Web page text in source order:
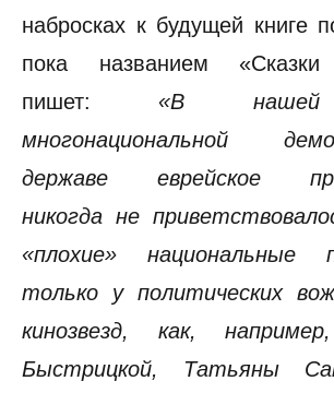
набросках к будущей книге
пока названием
пишет:«В нашей
многонациональной
державе еврейское
никогда не
«плохие» национальные
только у политических
кинозвезд, как,
Быстрицкой, Татьяны